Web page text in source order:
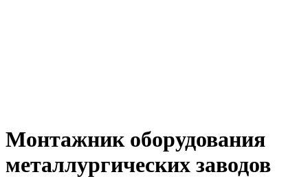
Монтажник оборудования
металлургических заводов